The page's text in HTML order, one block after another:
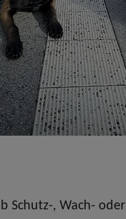
Schutz-, Wach- oder